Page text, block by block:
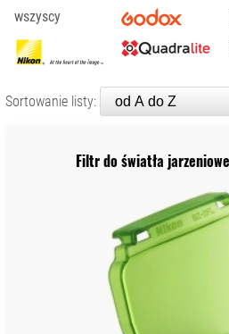
KONTAKT
wszyscy
Sortowanie listy:
Filtr do światła
DYSKI SSD
FILTRY
GIMBALE/
STABILIZATORY
I SPORTOWE
CZYTNIKI
LAMPY
BŁYSKOWE I